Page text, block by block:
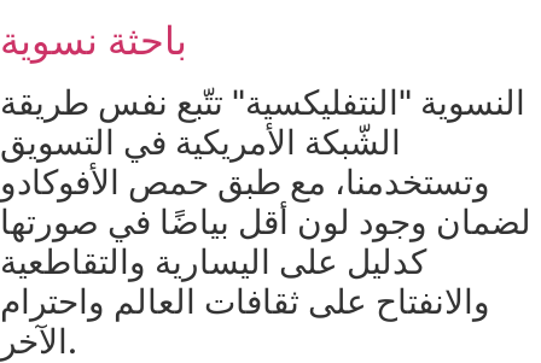
باحثة نسوية
النسوية "النتفليكسية" تتّبع نفس طريقة
الشّبكة الأمريكية في التسويق
وتستخدمنا، مع طبق حمص الأفوكادو
لضمان وجود لون أقل بياضًا في صورتها
كدليل على اليسارية والتقاطعية
والانفتاح على ثقافات العالم واحترام
الآخر.